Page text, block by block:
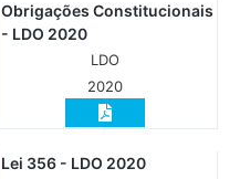
Obrigações Constitucionais
- LDO 2020
LDO
2020
Lei 356 - LDO 2020